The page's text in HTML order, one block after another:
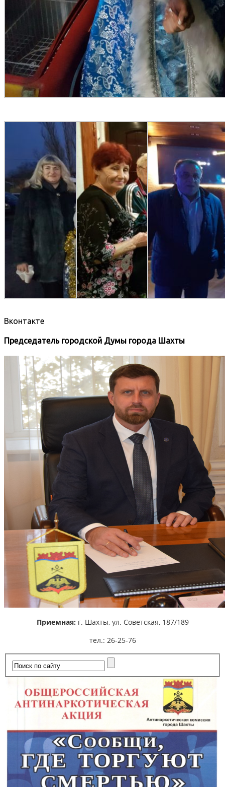
Вконтакте
Председатель городской Думы города Шахты
Приемная: г. Шахты, ул. Советская, 187/189
тел.: 26-25-76